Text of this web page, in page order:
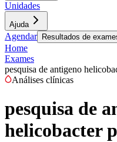
Unidades
Ajuda
Agendar Resultados de
Home
Exames
pesquisa de antigeno
Análises clínicas
pesquisa de
helicobacter